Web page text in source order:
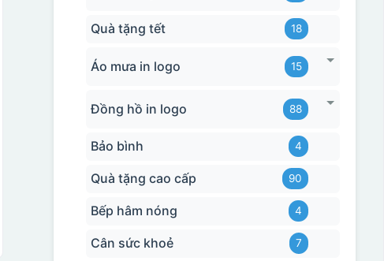
Quà tặng tết 18
Áo mưa in logo 15
Đồng hồ in logo 88
Bảo bình 4
Quà tặng cao cấp 90
Bếp hâm nóng 4
Cân sức khoẻ 7